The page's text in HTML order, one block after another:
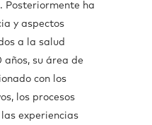
Posteriormente ha
y aspectos
a la salud
años, su área de
con los
los procesos
experiencias